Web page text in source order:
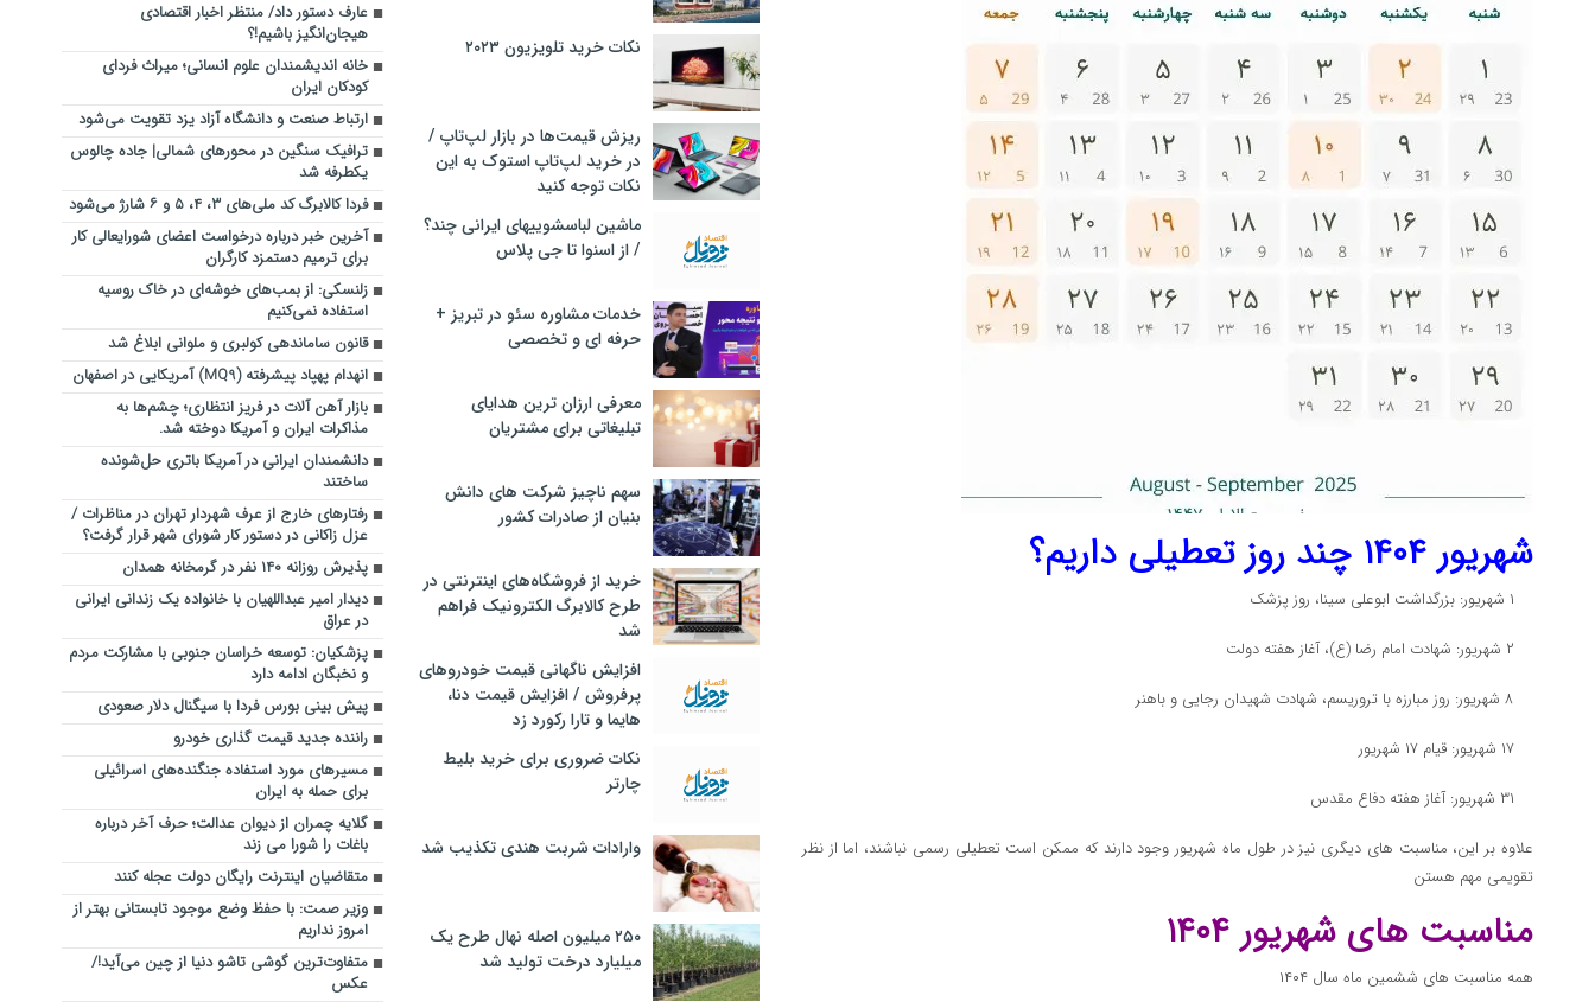
شهریور ۱۴۰۴ چند روز تعطیلی داریم؟
علاوه بر این، مناسبت های دیگری نیز در طول ماه شهریور وجود دارند که ممکن است تعطیلی رسمی نباشند، اما از نظر
تقویمی مهم هستن
مناسبت های شهریور ۱۴۰۴
همه مناسبت های ششمین ماه سال ۱۴۰۴
نکات خرید تلویزیون ۲۰۲۳
ریزش قیمت‌ها در بازار لپ‌تاپ /
در خرید لپ‌تاپ استوک به این
نکات توجه کنید
ماشین لباسشویی‎های ایرانی چند؟
/ از اسنوا تا جی پلاس
خدمات مشاوره سئو در تبریز +
حرفه ای و تخصصی
معرفی ارزان ترین هدایای
تبلیغاتی برای مشتریان
سهم ناچیز شرکت های دانش
بنیان از صادرات کشور
خرید از فروشگاه‌های اینترنتی در
طرح کالابرگ الکترونیک فراهم
شد
افزایش ناگهانی قیمت خودروهای
پرفروش / افزایش قیمت دنا،
هایما و تارا رکورد زد
نکات ضروری برای خرید بلیط
چارتر
وارادات شربت هندی تکذیب شد
۲۵۰ میلیون اصله نهال طرح یک
میلیارد درخت تولید شد
عارف دستور داد/ منتظر اخبار اقتصادی
هیجان‌انگیز باشیم!؟
خانه اندیشمندان علوم انسانی؛ میراث فردای
کودکان ایران
ارتباط صنعت و دانشگاه آزاد یزد تقویت می‌شود
ترافیک سنگین در محورهای شمالی| جاده چالوس
یکطرفه شد
فردا کالابرگ کد ملی‌های ۳، ۴، ۵ و ۶ شارژ می‌شود
آخرین خبر درباره درخواست اعضای شورایعالی کار
برای ترمیم دستمزد کارگران
زلنسکی: از بمب‌های خوشه‌ای در خاک روسیه
استفاده نمی‌کنیم
قانون ساماندهی کولبری و ملوانی ابلاغ شد
انهدام پهپاد پیشرفته (MQ9) آمریکایی در اصفهان
بازار آهن آلات در فریز انتظاری؛ چشم‌ها به
مذاکرات ایران و آمریکا دوخته شد.
دانشمندان ایرانی در آمریکا باتری حل‌شونده
ساختند
رفتارهای خارج از عرف شهردار تهران در مناظرات /
عزل زاکانی در دستور کار شورای شهر قرار گرفت؟
پذیرش روزانه ۱۴۰ نفر در گرمخانه همدان
دیدار امیر عبداللهیان با خانواده یک زندانی ایرانی
در عراق
پزشکیان: توسعه خراسان جنوبی با مشارکت مردم
و نخبگان ادامه دارد
پیش بینی بورس فردا با سیگنال دلار صعودی
راننده جدید قیمت گذاری خودرو
مسیرهای مورد استفاده جنگنده‌های اسرائیلی
برای حمله به ایران
گلایه چمران از دیوان عدالت؛ حرف آخر درباره
باغات را شورا می زند
متقاضیان اینترنت رایگان دولت عجله کنند
وزیر صمت: با حفظ وضع موجود تابستانی بهتر از
امروز نداریم
متفاوت‌ترین گوشی تاشو دنیا از چین می‌آید!/
عکس